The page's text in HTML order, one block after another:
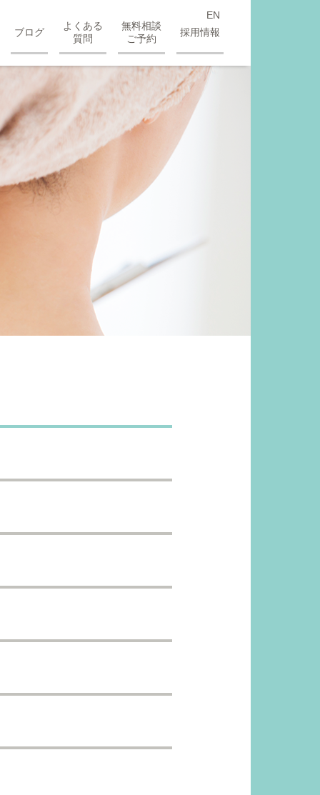
ブログ
よくある
質問
無料相談
ご予約
採用情報
EN